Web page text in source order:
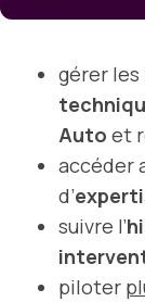
gérer les
Auto et
accéder
d’
suivre l’
piloter